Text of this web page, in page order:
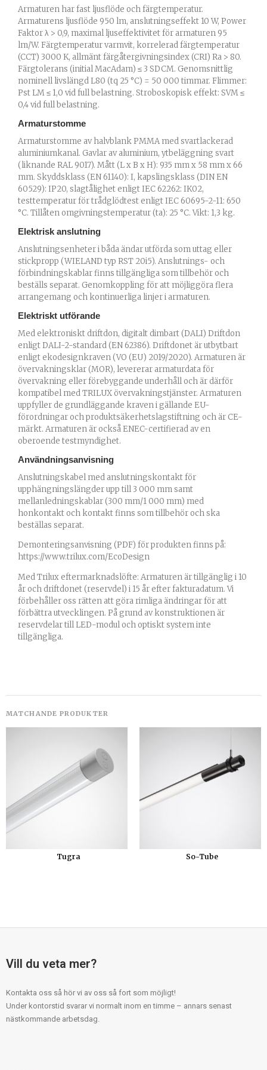
Armaturen har fast ljusflöde och färgtemperatur.
Armaturens ljusflöde 950 lm, anslutningseffekt 10 W, Power
Faktor λ > 0,9, maximal ljuseffektivitet för armaturen 95
lm/W. Färgtemperatur varmvit, korrelerad färgtemperatur
(CCT) 3000 K, allmänt färgåtergivningsindex (CRI) Ra > 80.
Färgtolerans (initial MacAdam) ≤ 3 SDCM. Genomsnittlig
nominell livslängd L80 (tq 25 °C) = 50 000 timmar. Flimmer:
Pst LM ≤ 1,0 vid full belastning. Stroboskopisk effekt: SVM ≤
0,4 vid full belastning.
Armaturstomme
Armaturstomme av halvblank PMMA med svartlackerad
aluminiumkanal. Gavlar av aluminium, ytbeläggning svart
(liknande RAL 9017). Mått (L x B x H): 935 mm x 58 mm x 66
mm. Skyddsklass (EN 61140): I, kapslingsklass (DIN EN
60529): IP20, slagtålighet enligt IEC 62262: IK02,
testtemperatur för trådglödtest enligt IEC 60695-2-11: 650
°C. Tillåten omgivningstemperatur (ta): 25 °C. Vikt: 1,3 kg.
Elektrisk anslutning
Anslutningsenheter i båda ändar utförda som uttag eller
stickpropp (WIELAND typ RST 20i5). Anslutnings- och
förbindningskablar finns tillgängliga som tillbehör och
beställs separat. Genomkoppling för att möjliggöra flera
arrangemang och kontinuerliga linjer i armaturen.
Elektriskt utförande
Med elektroniskt driftdon, digitalt dimbart (DALI) Driftdon
enligt DALI-2-standard (EN 62386). Driftdonet är utbytbart
enligt ekodesignkraven (VO (EU) 2019/2020). Armaturen är
övervakningsklar (MOR), levererar armaturdata för
övervakning eller förebyggande underhåll och är därför
kompatibel med TRILUX övervakningstjänster. Armaturen
uppfyller de grundläggande kraven i gällande EU-
förordningar och produktsäkerhetslagstiftning och är CE-
märkt. Armaturen är också ENEC-certifierad av en
oberoende testmyndighet.
Användningsanvisning
Anslutningskabel med anslutningskontakt för
upphängningslängder upp till 3 000 mm samt
mellanledningskablar (300 mm/1 000 mm) med
honkontakt och kontakt finns som tillbehör och ska
beställas separat.
Demonteringsanvisning (PDF) för produkten finns på:
https://www.trilux.com/EcoDesign
Med Trilux eftermarknadslöfte: Armaturen är tillgänglig i 10
år och driftdonet (reservdel) i 15 år efter fakturadatum. Vi
förbehåller oss rätten att göra rimliga ändringar för att
förbättra utvecklingen. På grund av konstruktionen är
reservdelar till LED-modul och optiskt system inte
tillgängliga.
Tugra So-Tube
Vill du veta mer?
Kontakta oss så hör vi av oss så fort som möjligt!
Under kontorstid svarar vi normalt inom en timme – annars senast
nästkommande arbetsdag.